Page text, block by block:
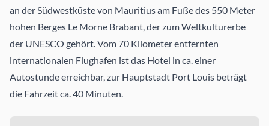
an der Südwestküste von Mauritius am Fuße des 550 Meter
hohen Berges Le Morne Brabant, der zum Weltkulturerbe
der UNESCO gehört. Vom 70 Kilometer entfernten
internationalen Flughafen ist das Hotel in ca. einer
Autostunde erreichbar, zur Hauptstadt Port Louis beträgt
die Fahrzeit ca. 40 Minuten.